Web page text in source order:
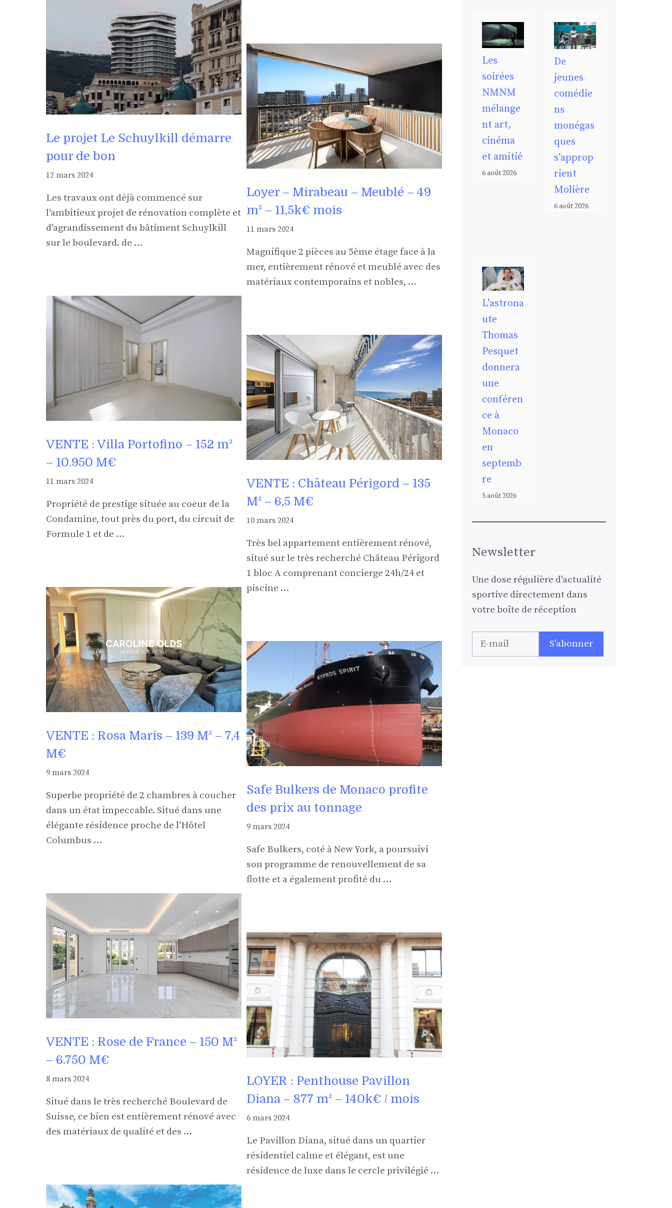
Le projet Le Schuylkill démarre
pour de bon
12 mars 2024
Les travaux ont déjà commencé sur
l'ambitieux projet de rénovation complète et
d'agrandissement du bâtiment Schuylkill
sur le boulevard. de …
Loyer – Mirabeau – Meublé – 49
m² – 11,5k€ mois
11 mars 2024
Magnifique 2 pièces au 5ème étage face à la
mer, entièrement rénové et meublé avec des
matériaux contemporains et nobles, …
VENTE : Villa Portofino – 152 m²
– 10.950 M€
11 mars 2024
Propriété de prestige située au coeur de la
Condamine, tout près du port, du circuit de
Formule 1 et de …
VENTE : Château Périgord – 135
M² – 6,5 M€
10 mars 2024
Très bel appartement entièrement rénové,
situé sur le très recherché Château Périgord
1 bloc A comprenant concierge 24h/24 et
piscine …
VENTE : Rosa Maris – 139 M² – 7,4
M€
9 mars 2024
Superbe propriété de 2 chambres à coucher
dans un état impeccable. Situé dans une
élégante résidence proche de l'Hôtel
Columbus …
Safe Bulkers de Monaco profite
des prix au tonnage
9 mars 2024
Safe Bulkers, coté à New York, a poursuivi
son programme de renouvellement de sa
flotte et a également profité du …
VENTE : Rose de France – 150 M²
– 6.750 M€
8 mars 2024
Situé dans le très recherché Boulevard de
Suisse, ce bien est entièrement rénové avec
des matériaux de qualité et des …
LOYER : Penthouse Pavillon
Diana – 877 m² – 140k€ / mois
6 mars 2024
Le Pavillon Diana, situé dans un quartier
résidentiel calme et élégant, est une
résidence de luxe dans le cercle privilégié …
Les
soirées
NMNM
mélange
nt art,
cinéma
et amitié
6 août 2026
De
jeunes
comédie
ns
monégas
ques
s’approp
rient
Molière
6 août 2026
L’astrona
ute
Thomas
Pesquet
donnera
une
conféren
ce à
Monaco
en
septemb
re
5 août 2026
Newsletter
Une dose régulière d'actualité
sportive directement dans
votre boîte de réception